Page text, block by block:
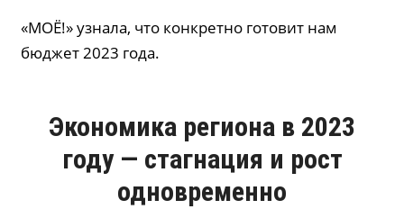
«МОЁ!» узнала, что конкретно готовит нам
бюджет 2023 года.
Экономика региона в 2023
году — стагнация и рост
одновременно